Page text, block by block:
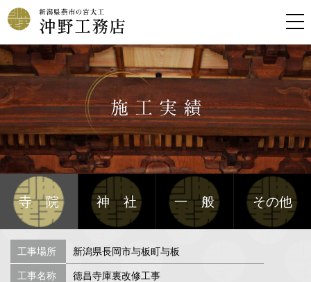
寺院 神社 一般 その他
工事場所
工事名称
新潟県長岡市与板町与板
徳昌寺庫裏改修工事